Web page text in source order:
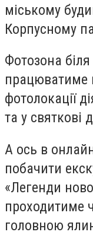
міському
Корпусному
Фотозона
працюватиме
фотолокації
та у святкові
А ось в
побачити
«Легенди
проходитиме
головною